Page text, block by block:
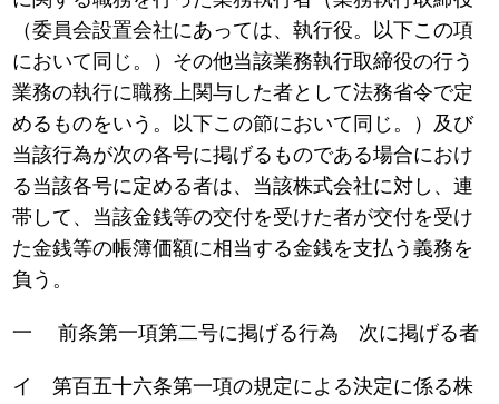
（委員会設置会社にあっては、執行役。以下この項
において同じ。）その他当該業務執行取締役の行う
業務の執行に職務上関与した者として法務省令で定
めるものをいう。以下この節において同じ。）及び
当該行為が次の各号に掲げるものである場合におけ
る当該各号に定める者は、当該株式会社に対し、連
帯して、当該金銭等の交付を受けた者が交付を受け
た金銭等の帳簿価額に相当する金銭を支払う義務を
負う。
一 前条第一項第二号に掲げる行為 次に掲げる者
イ 第百五十六条第一項の規定による決定に係る株